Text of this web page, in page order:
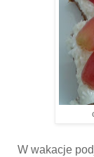
W wakacje